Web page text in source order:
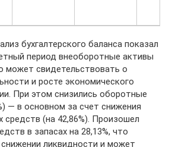
бухгалтерского баланса показал
период внеоборотные активы
может свидетельствовать о
и росте экономического
При этом снизились оборотные
— в основном за счет снижения
(на 42,86%). Произошел
в запасах на 28,13%, что
ликвидности и может